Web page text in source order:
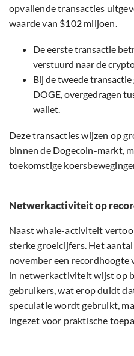
opvallende transacties
waarde van $102 miljoen.
De eerste transactie
verstuurd naar de
Bij de tweede
DOGE, overgedragen
wallet.
Deze transacties wijzen op
binnen de Dogecoin-markt,
toekomstige
Netwerkactiviteit op
Naast whale-activiteit
sterke groeicijfers. Het
november een recordhoogte
in netwerkactiviteit wijst op
gebruikers, wat erop duidt
speculatie wordt gebruikt,
ingezet voor praktische